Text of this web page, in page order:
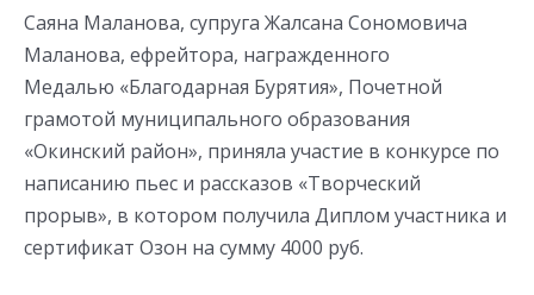
Саяна Маланова, супруга Жалсана Сономовича
Маланова, ефрейтора, награжденного
Медалью «Благодарная Бурятия», Почетной
грамотой муниципального образования
«Окинский район», приняла участие в конкурсе по
написанию пьес и рассказов «Творческий
прорыв», в котором получила Диплом участника и
сертификат Озон на сумму 4000 руб.